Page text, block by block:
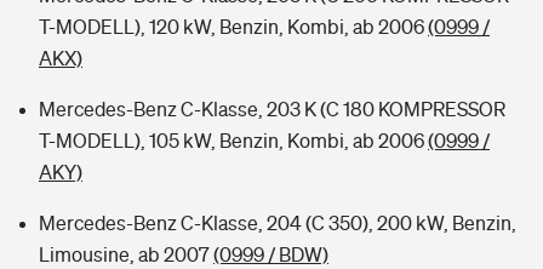
T-MODELL), 120 kW, Benzin, Kombi, ab 2006(0999 /
AKX)
Mercedes-Benz C-Klasse, 203 K (C 180 KOMPRESSOR
T-MODELL), 105 kW, Benzin, Kombi, ab 2006(0999 /
AKY)
Mercedes-Benz C-Klasse, 204 (C 350), 200 kW, Benzin,
Limousine, ab 2007(0999 / BDW)